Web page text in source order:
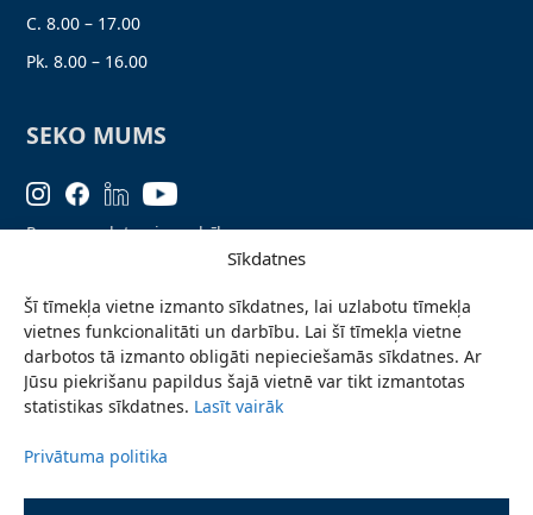
Sīkdatnes
Šī tīmekļa vietne izmanto sīkdatnes, lai uzlabotu tīmekļa
vietnes funkcionalitāti un darbību. Lai šī tīmekļa vietne
darbotos tā izmanto obligāti nepieciešamās sīkdatnes. Ar
Jūsu piekrišanu papildus šajā vietnē var tikt izmantotas
statistikas sīkdatnes. Lasīt vairāk
Privātuma politika
C. 8.00 – 17.00
Pk. 8.00 – 16.00
SEKO MUMS
Personas datu aizsardzība
Ziņo par problēmu
Pieteikties jaunumiem
Piekļūstamības paziņojums